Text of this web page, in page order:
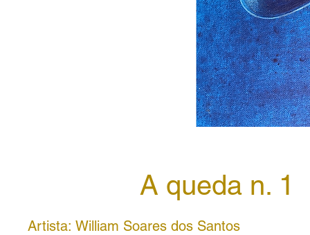
A queda n. 1
Artista: William Soares dos Santos